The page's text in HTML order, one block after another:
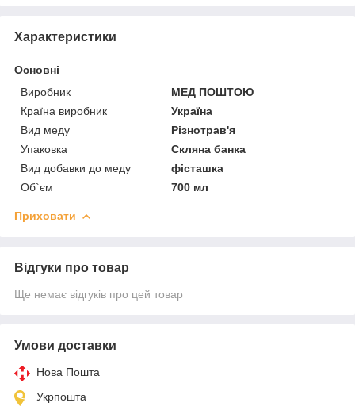
Характеристики
Основні
Виробник
МЕД ПОШТОЮ
Країна виробник
Україна
Вид меду
Різнотрав'я
Упаковка
Скляна банка
Вид добавки до меду
фісташка
Об`єм
700 мл
Приховати
Відгуки про товар
Ще немає відгуків про цей товар
Умови доставки
Нова Пошта
Укрпошта